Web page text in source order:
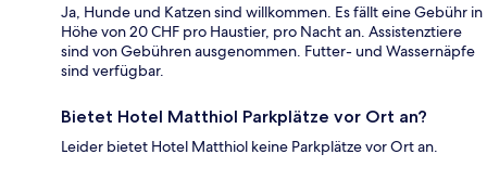
Ja, Hunde und Katzen sind willkommen. Es fällt eine Gebühr in
Höhe von 20 CHF pro Haustier, pro Nacht an. Assistenztiere
sind von Gebühren ausgenommen. Futter- und Wassernäpfe
sind verfügbar.
Bietet Hotel Matthiol Parkplätze vor Ort an?
Leider bietet Hotel Matthiol keine Parkplätze vor Ort an.